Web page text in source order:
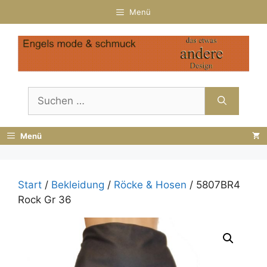
Inhalt
springen
Menü
nach:
Menü
Start / Bekleidung / Röcke & Hosen / 5807BR4
Rock Gr 36